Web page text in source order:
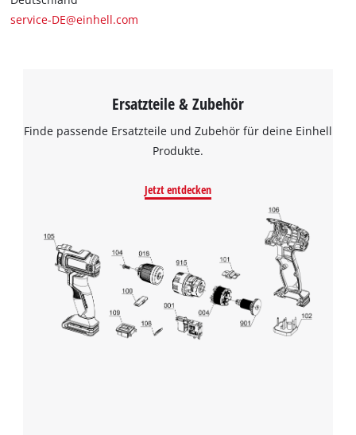
service-DE@einhell.com
Ersatzteile & Zubehör
Finde passende Ersatzteile und Zubehör für deine Einhell
Produkte.
Jetzt entdecken